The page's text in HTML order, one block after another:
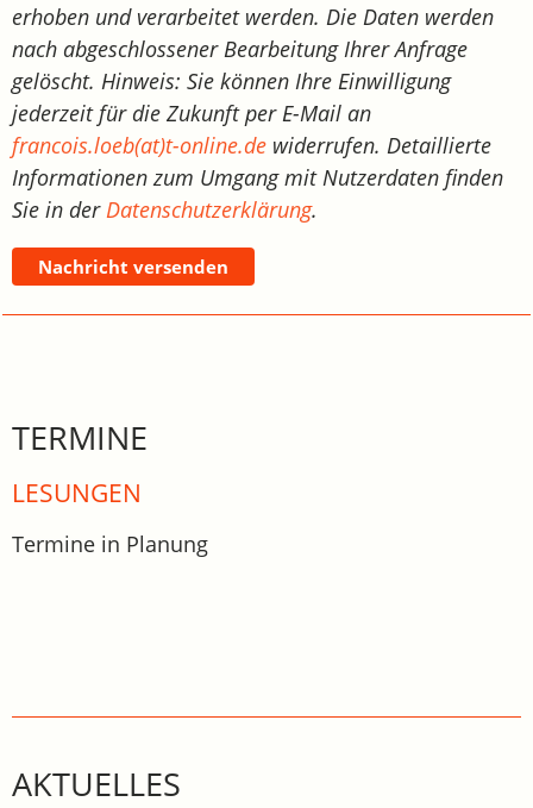
erhoben und verarbeitet werden. Die Daten werden
nach abgeschlossener Bearbeitung Ihrer Anfrage
gelöscht. Hinweis: Sie können Ihre Einwilligung
jederzeit für die Zukunft per E-Mail an
francois.loeb(at)t-online.de widerrufen. Detaillierte
Informationen zum Umgang mit Nutzerdaten finden
Sie in der Datenschutzerklärung.
Nachricht versenden
TERMINE
LESUNGEN
Termine in Planung
AKTUELLES